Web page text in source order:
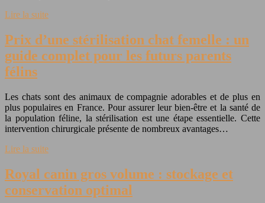
Lire la suite
Prix d’une stérilisation chat femelle : un
guide complet pour les futurs parents
félins
Les chats sont des animaux de compagnie adorables et de plus en
plus populaires en France. Pour assurer leur bien-être et la santé de
la population féline, la stérilisation est une étape essentielle. Cette
intervention chirurgicale présente de nombreux avantages…
Lire la suite
Royal canin gros volume : stockage et
conservation optimal